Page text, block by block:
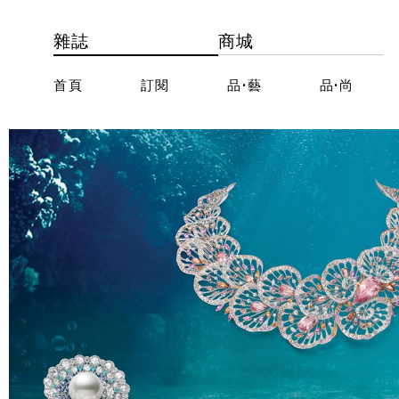
雜誌
首頁 訂閱 品·藝 品·尚
商城